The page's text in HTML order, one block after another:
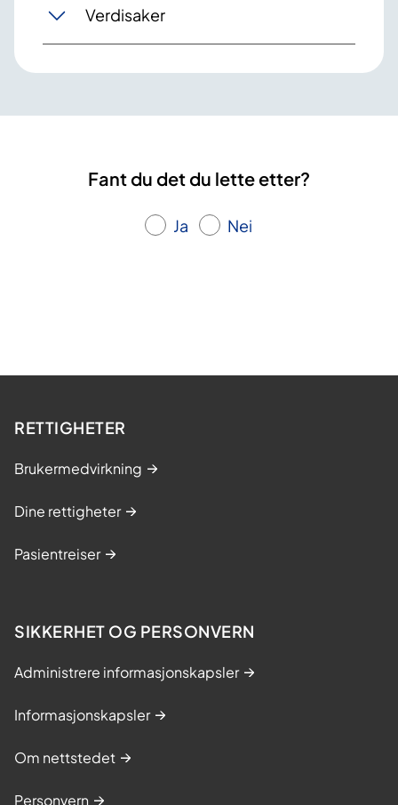
Verdisaker
Fant du det du lette etter?
Ja Nei
RETTIGHETER
Brukermedvirkning
Dine rettigheter
Pasientreiser
SIKKERHET OG PERSONVERN
Administrere informasjonskapsler
Informasjonskapsler
Om nettstedet
Personvern